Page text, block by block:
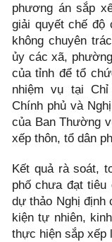
phương án sắp
giải quyết chế độ
không chuyên
ủy các xã,
của tỉnh để tổ
nhiệm vụ tại
Chính phủ và
của Ban Thường
xếp thôn, tổ dân
Kết quả rà soát,
phố chưa đạt tiêu
dự thảo Nghị định
kiện tự nhiên,
thực hiện sắp xếp